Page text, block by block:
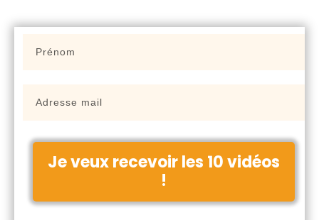
Je veux recevoir les 10 vidéos
!